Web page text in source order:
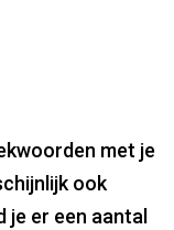
met je
ook
je er een aantal